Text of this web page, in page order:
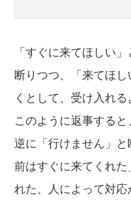
「すぐに来てほしい
断りつつ、「来てほ
くとして、受け入れる
このように返事すると
逆に「行けません」
前はすぐに来てくれた
れた、人によって対